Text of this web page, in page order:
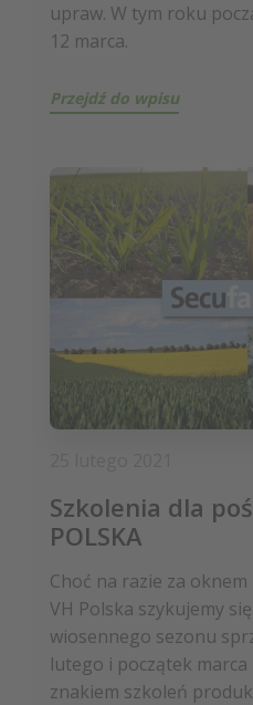
upraw. W tym roku
12 marca.
Przejdź do wpisu
Szkolenia dla
POLSKA
Choć na razie za
VH Polska szykujemy
wiosennego sezonu
lutego i początek marca
znakiem szkoleń